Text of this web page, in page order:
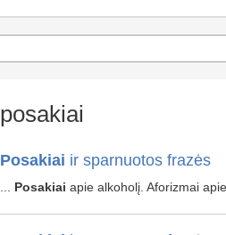
posakiai
Posakiai ir sparnuotos frazės
Posakiai apie alkoholį. Aforizmai apie